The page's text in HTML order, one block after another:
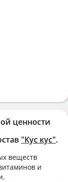
ценности
"Кус кус".
веществ
и